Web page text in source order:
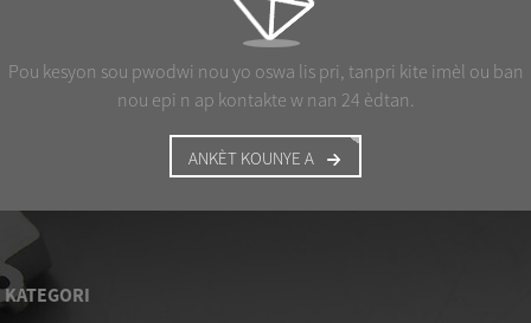
Pou kesyon sou pwodwi nou yo oswa lis pri, tanpri kite imèl ou ban
nou epi n ap kontakte w nan 24 èdtan.
ANKÈT KOUNYE A
KATEGORI